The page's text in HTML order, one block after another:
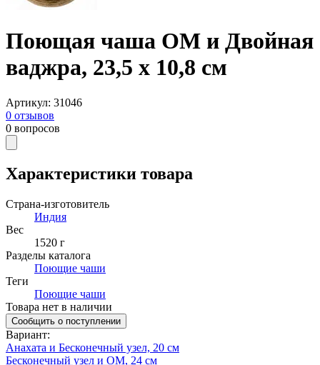
Поющая чаша ОМ и Двойная
ваджра, 23,5 х 10,8 см
Артикул: 31046
0 отзывов
0 вопросов
Характеристики товара
Страна-изготовитель
Индия
Вес
1520 г
Разделы каталога
Поющие чаши
Теги
Поющие чаши
Товара нет в наличии
Сообщить о поступлении
Вариант:
Анахата и Бесконечный узел, 20 см
Бесконечный узел и ОМ, 24 см